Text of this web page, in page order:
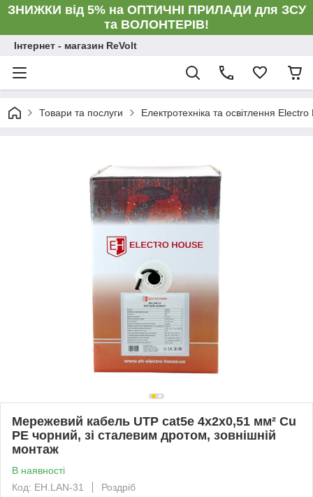
ЗНИЖКИ від 5% на ОПТИЧНІ ПРИЛАДИ для ЗСУ
та ВОЛОНТЕРІВ!
Інтернет - магазин ReVolt
Товари та послуги Електротехніка та освітлення
Мережевий кабель UTP cat5e 4х2х0,51 мм² Cu
PE чорний, зі сталевим дротом, зовнішній
монтаж
В наявності
Код: EH.LAN-31
Роздріб